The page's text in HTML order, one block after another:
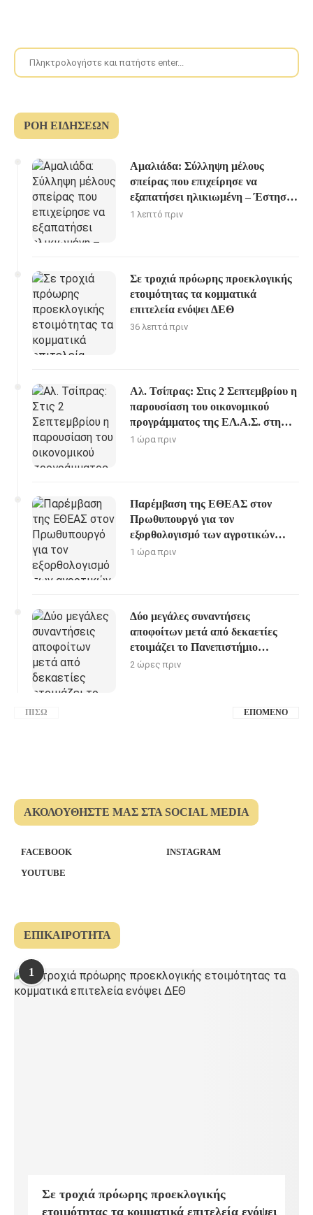
ΡΟΉ ΕΙΔΉΣΕΩΝ
Αμαλιάδα: Σύλληψη μέλους
σπείρας που επιχείρησε να
εξαπατήσει ηλικιωμένη – Έστησαν
καρτέρι οι αστυνομικοί
1 λεπτό πριν
Σε τροχιά πρόωρης προεκλογικής
ετοιμότητας τα κομματικά
επιτελεία ενόψει ΔΕΘ
36 λεπτά πριν
Αλ. Τσίπρας: Στις 2 Σεπτεμβρίου η
παρουσίαση του οικονομικού
προγράμματος της ΕΛ.Α.Σ. στη
Θεσσαλονίκη
1 ώρα πριν
Παρέμβαση της ΕΘΕΑΣ στον
Πρωθυπουργό για τον
εξορθολογισμό των αγροτικών
ενισχύσεων
1 ώρα πριν
Δύο μεγάλες συναντήσεις
αποφοίτων μετά από δεκαετίες
ετοιμάζει το Πανεπιστήμιο
Πατρών
2 ώρες πριν
ΠΊΣΩ ΕΠΌΜΕΝΟ
ΑΚΟΛΟΥΘΉΣΤΕ ΜΑΣ ΣΤΑ SOCIAL MEDIA
FACEBOOK
INSTAGRAM
YOUTUBE
ΕΠΙΚΑΙΡΌΤΗΤΑ
1
Σε τροχιά πρόωρης προεκλογικής
ετοιμότητας τα κομματικά επιτελεία ενόψει